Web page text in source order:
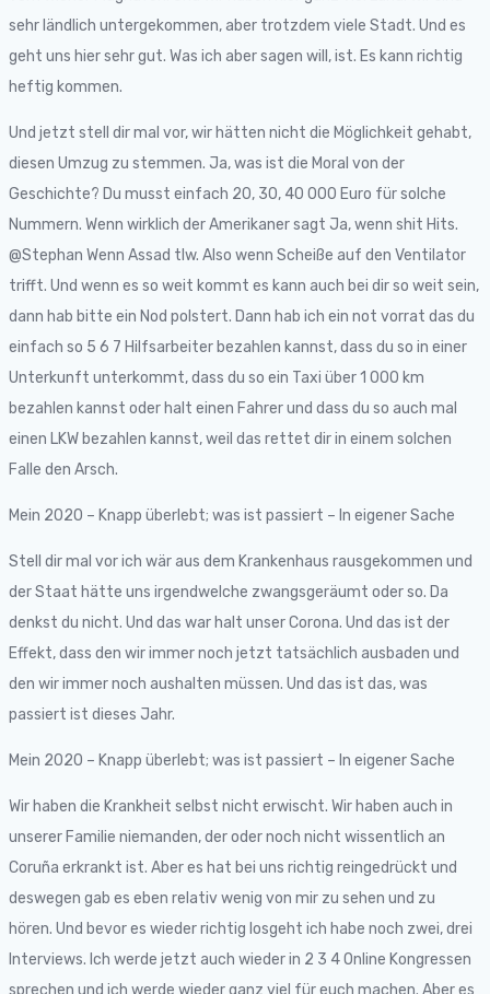
sehr ländlich untergekommen, aber trotzdem viele Stadt. Und es
geht uns hier sehr gut. Was ich aber sagen will, ist. Es kann richtig
heftig kommen.
Und jetzt stell dir mal vor, wir hätten nicht die Möglichkeit gehabt,
diesen Umzug zu stemmen. Ja, was ist die Moral von der
Geschichte? Du musst einfach 20, 30, 40 000 Euro für solche
Nummern. Wenn wirklich der Amerikaner sagt Ja, wenn shit Hits.
@Stephan Wenn Assad tlw. Also wenn Scheiße auf den Ventilator
trifft. Und wenn es so weit kommt es kann auch bei dir so weit sein,
dann hab bitte ein Nod polstert. Dann hab ich ein not vorrat das du
einfach so 5 6 7 Hilfsarbeiter bezahlen kannst, dass du so in einer
Unterkunft unterkommt, dass du so ein Taxi über 1 000 km
bezahlen kannst oder halt einen Fahrer und dass du so auch mal
einen LKW bezahlen kannst, weil das rettet dir in einem solchen
Falle den Arsch.
Mein 2020 – Knapp überlebt; was ist passiert – In eigener Sache
Stell dir mal vor ich wär aus dem Krankenhaus rausgekommen und
der Staat hätte uns irgendwelche zwangsgeräumt oder so. Da
denkst du nicht. Und das war halt unser Corona. Und das ist der
Effekt, dass den wir immer noch jetzt tatsächlich ausbaden und
den wir immer noch aushalten müssen. Und das ist das, was
passiert ist dieses Jahr.
Mein 2020 – Knapp überlebt; was ist passiert – In eigener Sache
Wir haben die Krankheit selbst nicht erwischt. Wir haben auch in
unserer Familie niemanden, der oder noch nicht wissentlich an
Coruña erkrankt ist. Aber es hat bei uns richtig reingedrückt und
deswegen gab es eben relativ wenig von mir zu sehen und zu
hören. Und bevor es wieder richtig losgeht ich habe noch zwei, drei
Interviews. Ich werde jetzt auch wieder in 2 3 4 Online Kongressen
sprechen und ich werde wieder ganz viel für euch machen. Aber es